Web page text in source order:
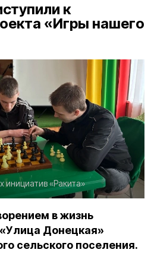
к
«Игры нашего
инициатив «Ракита»
в жизнь
Донецкая»
сельского поселения.